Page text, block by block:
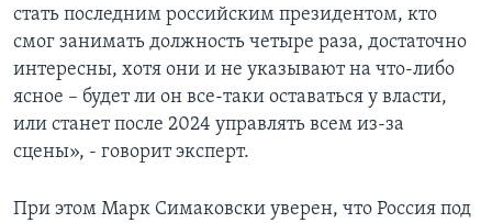
стать последним российским президентом, кто
смог занимать должность четыре раза, достаточно
интересны, хотя они и не указывают на что-либо
ясное – будет ли он все-таки оставаться у власти,
или станет после 2024 управлять всем из-за
сцены», - говорит эксперт.
При этом Марк Симаковски уверен, что Россия под